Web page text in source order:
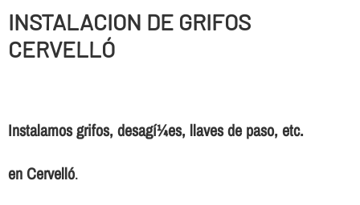
INSTALACION DE GRIFOS
CERVELLÓ
Instalamos grifos, desagí¼es, llaves de paso, etc.
en Cervelló.